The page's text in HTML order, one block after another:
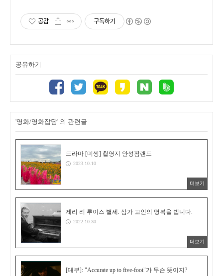
공감 구독하기
공유하기
'영화/영화잡담' 의 관련글
드라마 [미씽] 촬영지 안성팜랜드
2023.10.10
더보기
제리 리 루이스 별세. 삼가 고인의 명복을 빕니다.
2022.10.30
더보기
[대부]: "Accurate up to five-foot"가 무슨 뜻이지?